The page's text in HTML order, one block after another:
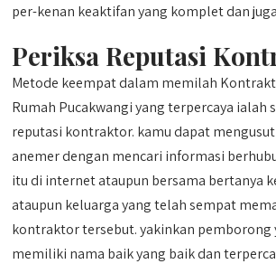
per-kenan keaktifan yang komplet dan
Periksa Reputasi
Metode keempat dalam memilah
Rumah Pucakwangi yang terpercaya ialah
reputasi kontraktor. kamu dapat
anemer dengan mencari informasi
itu di internet ataupun bersama bertanya
ataupun keluarga yang telah sempat
kontraktor tersebut. yakinkan pemborong
memiliki nama baik yang baik dan